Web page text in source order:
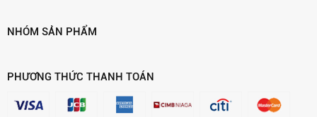
NHÓM SẢN PHẨM
PHƯƠNG THỨC THANH TOÁN